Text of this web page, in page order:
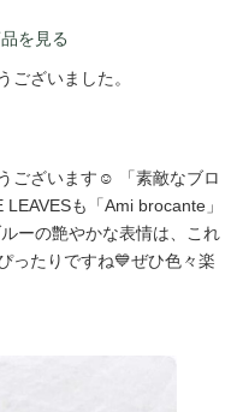
を見る
ございました。
ございます☺️ 「素敵なブロ
も「Ami brocante」
ーの艶やかな表情は、これ
ったりですね💙ぜひ色々楽